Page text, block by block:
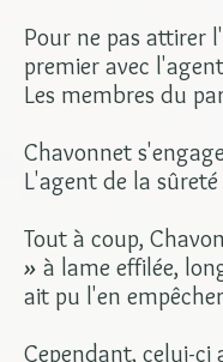
Pour ne pas attirer
premier avec
Les membres du
Chavonnet
L'agent de la
Tout à coup,
» à lame effilée,
ait pu l'en
Cependant, celui-